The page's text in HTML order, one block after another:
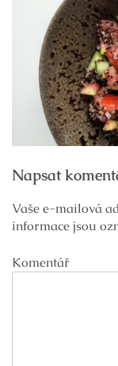
pro
příspěvek
Napsat
Vaše e-mailová
informace jsou
Komentář